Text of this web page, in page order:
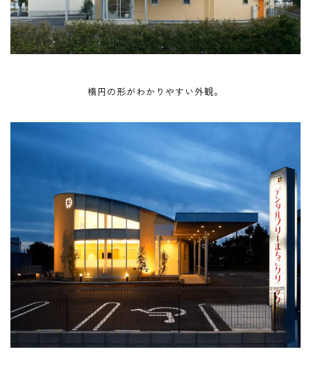
楕円の形がわかりやすい外観。